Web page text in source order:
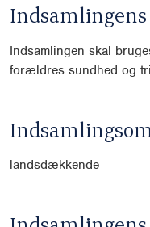
Indsamlingen skal
forældres sundhed og
landsdækkende